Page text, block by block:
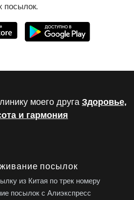
посылок.
моего друга Здоровье,
и гармония
посылок
из Китая по трек номеру
посылок с Алиэкспресс